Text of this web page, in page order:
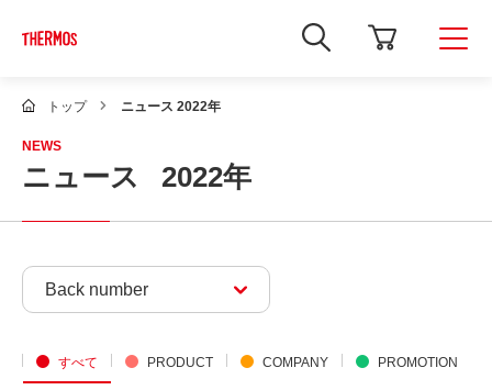
新
し
イ
ま
トップ ニュース 2022年
NEWS
ニュース 2022年
Back number
すべて PRODUCT COMPANY PROMOTION